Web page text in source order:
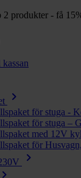
produkter - få
chevron_right
för stuga -
för stuga –
med 12V
för
chevron_right